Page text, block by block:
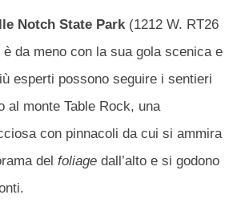
Notch State Park (1212 W. RT26
da meno con la sua gola scenica e
esperti possono seguire i sentieri
al monte Table Rock, una
con pinnacoli da cui si ammira
del foliage dall’alto e si godono